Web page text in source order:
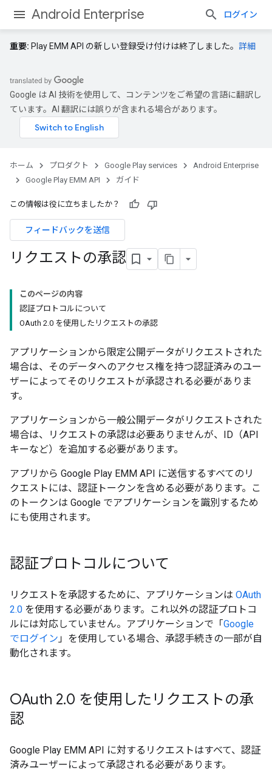
Android Enterprise ログイン
重要: Play EMM API の新しい登録受け付けは終了しました。 詳細
Google は AI 技術を使用して、コンテンツをご希望の言語に翻訳し
ています。AI 翻訳には誤りが含まれる場合があります。
ホーム プロダクト Google Play services
Android Enterprise
Google Play EMM API
ガイド
この情報は役に立ちましたか？
フィードバックを送信
リクエストの承認
このページの内容
認証プロトコルについて
OAuth 2.0 を使用したリクエストの承認
アプリケーションから限定公開データがリクエストされた
場合は、そのデータへのアクセス権を持つ認証済みのユー
ザーによってそのリクエストが承認される必要がありま
す。
アプリケーションから一般公開データがリクエストされた
場合は、リクエストの承認は必要ありませんが、ID（API
キーなど）を追加する必要があります。
アプリから Google Play EMM API に送信するすべてのリ
クエストには、認証トークンを含める必要があります。こ
のトークンは Google でアプリケーションを識別するため
にも使用されます。
認証プロトコルについて
リクエストを承認するために、アプリケーションは OAuth
2.0 を使用する必要があります。これ以外の認証プロトコ
ルには対応していません。アプリケーションで「Google
でログイン」を使用している場合、承認手続きの一部が自
動化されます。
OAuth 2.0 を使用したリクエストの承
認
Google Play EMM API に対するリクエストはすべて、認証
済みユーザーによって承認される必要があります。